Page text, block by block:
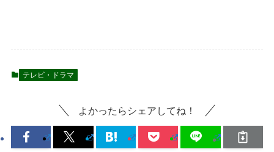
テレビ・ドラマ
よかったらシェアしてね！